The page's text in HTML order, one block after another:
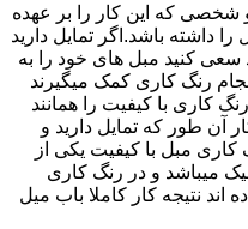
که این کار را بر عهده
را داشته باشد.اگر تمایل دارید
سعی کنید مبل های خود را به
رنگ کاری کمک میگیرند
کاری با کیفیت را همانند
آن طور که تمایل دارید و
کاری مبل با کیفیت یکی از
میباشد و در رنگ کاری
اند نتیجه کار کاملا باب میل